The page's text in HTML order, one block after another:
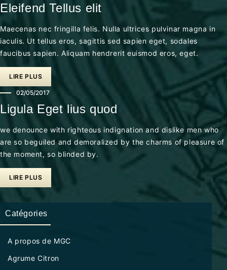
Eleifend Tellus elit
Maecenas nec fringilla felis. Nulla ultrices pulvinar magna in
iaculis. Ut tellus eros, sagittis sed sapien eget, sodales
faucibus sapien. Aliquam hendrerit euismod eros, eget.
LIRE PLUS
02/05/2017
Ligula Eget lius quod
we denounce with righteous indignation and dislike men who
are so beguiled and demoralized by the charms of pleasure of
the moment, so blinded by.
LIRE PLUS
Catégories
A propos de MGC
Agrume Citron